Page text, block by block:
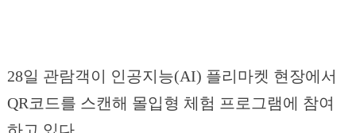
28일 관람객이 인공지능(AI) 플리마켓 현장에서
QR코드를 스캔해 몰입형 체험 프로그램에 참여